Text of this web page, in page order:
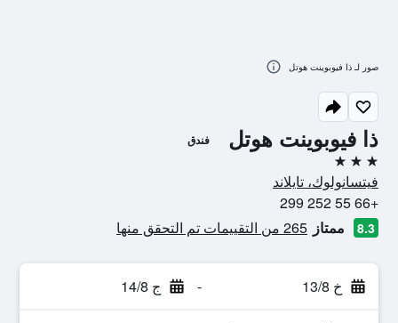
ذا فيوبوينت هوتل فندق
3 نجوم
فيتسانولوك، تايلاند
+66 55 252 299
8.3 ممتاز 265 من التقييمات تم التحقق منها
خ 13/8 - ج 14/8
صور لـ ذا فيوبوينت هوتل